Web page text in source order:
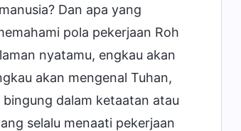
Dan apa yang
pola pekerjaan Roh
nyatamu, engkau akan
akan mengenal Tuhan,
dalam ketaatan atau
selalu menaati pekerjaan